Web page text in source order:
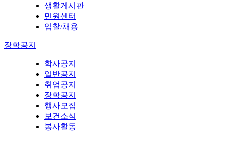
생활게시판
민원센터
입찰/채용
장학공지
학사공지
일반공지
취업공지
장학공지
행사모집
보건소식
봉사활동